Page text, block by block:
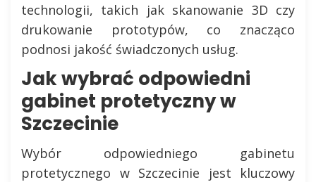
technologii, takich jak skanowanie 3D czy
drukowanie prototypów, co znacząco
podnosi jakość świadczonych usług.
Jak wybrać odpowiedni
gabinet protetyczny w
Szczecinie
Wybór odpowiedniego gabinetu
protetycznego w Szczecinie jest kluczowy